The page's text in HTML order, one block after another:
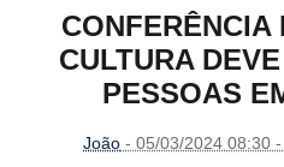
CONFERÊNCIA
CULTURA
PESSOAS
João - 05/03/2024 08:30